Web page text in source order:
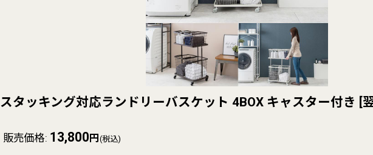
スタッキング対応ランドリーバスケット 4BOX キャスター付き [
販売価格: 13,800 円 (税込)